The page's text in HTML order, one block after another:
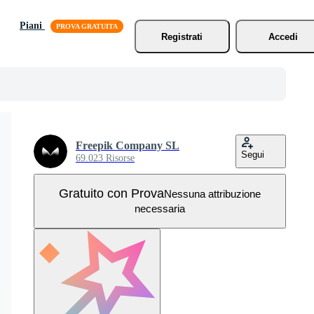
Piani
Registrati
Accedi
Freepik Company SL
69.023 Risorse Segui
Gratuito con ProvaNessuna attribuzione
necessaria